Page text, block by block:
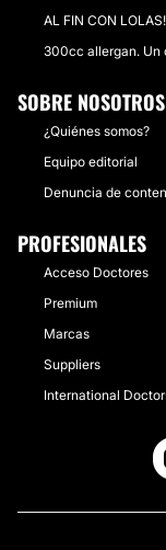
AL FIN CON
300cc allergan. Un
SOBRE NOSOTROS
¿Quiénes somos?
Equipo editorial
Denuncia de
PROFESIONALES
Acceso Doctores
Premium
Marcas
Suppliers
International